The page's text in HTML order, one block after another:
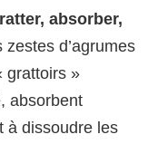
absorber,
d’agrumes
grattoirs »
absorbent
à dissoudre les